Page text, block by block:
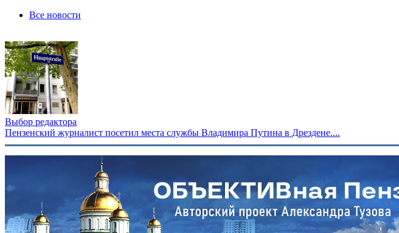
Все новости
Выбор редактора
Пензенский журналист посетил места службы Владимира Путина в Дрездене....